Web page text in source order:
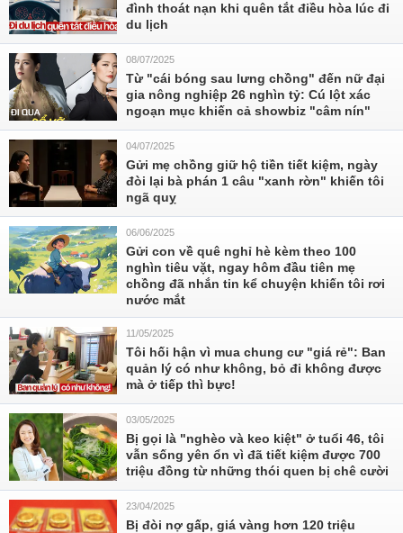
đình thoát nạn khi quên tắt điều hòa lúc đi
du lịch
08/07/2025
Từ "cái bóng sau lưng chồng" đến nữ đại
gia nông nghiệp 26 nghìn tỷ: Cú lột xác
ngoạn mục khiến cả showbiz "câm nín"
04/07/2025
Gửi mẹ chồng giữ hộ tiền tiết kiệm, ngày
đòi lại bà phán 1 câu "xanh rờn" khiến tôi
ngã quỵ
06/06/2025
Gửi con về quê nghỉ hè kèm theo 100
nghìn tiêu vặt, ngay hôm đầu tiên mẹ
chồng đã nhắn tin kể chuyện khiến tôi rơi
nước mắt
11/05/2025
Tôi hối hận vì mua chung cư "giá rẻ": Ban
quản lý có như không, bỏ đi không được
mà ở tiếp thì bực!
03/05/2025
Bị gọi là "nghèo và keo kiệt" ở tuổi 46, tôi
vẫn sống yên ổn vì đã tiết kiệm được 700
triệu đồng từ những thói quen bị chê cười
23/04/2025
Bị đòi nợ gấp, giá vàng hơn 120 triệu